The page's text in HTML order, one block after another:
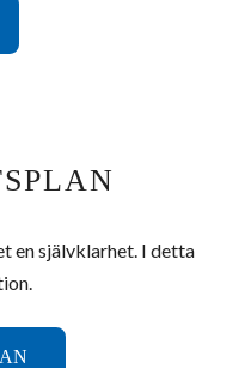
en självklarhet. I detta